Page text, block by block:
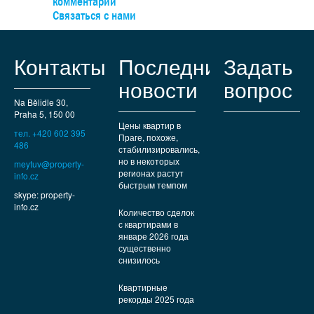
можно легко доехать на автобусе, а на машине —
Связаться с нами
Контакты
Na Bělidle 30,
Praha 5, 150 00
тел. +420 602 395
486
meytuv@property-
info.cz
skype: property-
info.cz
Последние
новости
Цены квартир в
Праге, похоже,
стабилизировались,
но в некоторых
регионах растут
быстрым темпом
Количество сделок
с квартирами в
январе 2026 года
существенно
снизилось
Квартирные
рекорды 2025 года
Задать
вопрос